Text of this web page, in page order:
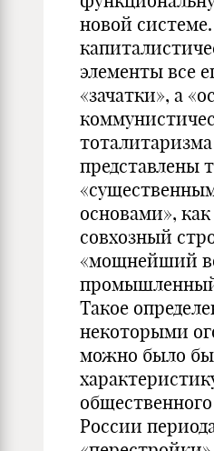
новой
элементы все
«зачатки», а
тоталитаризма
представлены
основами»,
совхозный
«мощнейший
Такое
некоторыми
можно было
России